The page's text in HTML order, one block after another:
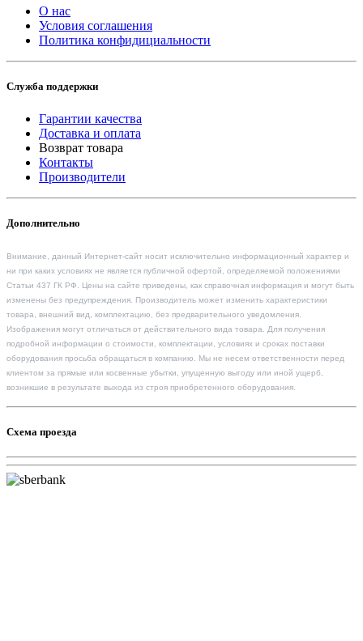
О нас
Условия соглашения
Политика конфидициальности
Служба поддержки
Гарантии качества
Доставка и оплата
Возврат товара
Контакты
Производители
Дополнительно
Внимание, данный Интернет-сайт носит исключительно информационный характер и
ни при каких условиях не является публичной офертой, определяемой положениями
Статьи 437 ГК РФ. Цены на сайте приведены, как справочная информация и могут быть
изменены без предупреждения. Производитель может изменить характеристики
товара, внешний вид, комплектацию, без предварительного уведомления.
Изображения могут отличаться от действительного вида товара. Для получения
подробной информации о стоимости, комплектации, условиях и сроках поставки
оборудования просьба обращаться в компанию. Мы не несем ответственности перед
клиентом за прямые или косвенные убытки, упущенную выгоду или иной ущерб,
возникшие в результате выхода из строя приобретенного оборудования.
Схема проезда